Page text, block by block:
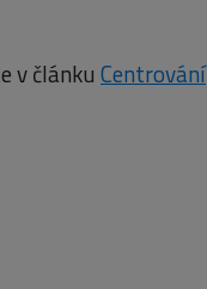
v článku Centrování